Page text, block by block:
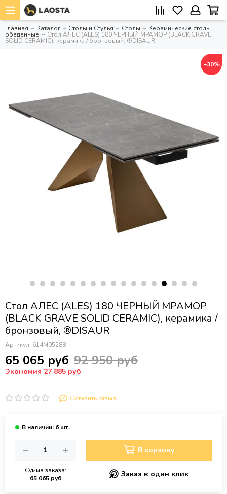
Главная Каталог Столы и Стулья Столы Керамические столы
обеденные Стол АЛЕС (ALES) 180 ЧЕРНЫЙ МРАМОР (BLACK GRAVE
SOLID CERAMIC), керамика / бронзовый, ®DISAUR
−30%
Стол АЛЕС (ALES) 180 ЧЕРНЫЙ МРАМОР
(BLACK GRAVE SOLID CERAMIC), керамика /
бронзовый, ®DISAUR
Артикул: 614M05288
65 065 руб 92 950 руб
Экономия 27 885 руб
Оставить отзыв
Сумма заказа:
65 065 руб
В корзину
Заказ в один клик